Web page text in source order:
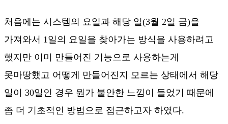
처음에는 시스템의 요일과 해당 일(3월 2일 금)을
가져와서 1일의 요일을 찾아가는 방식을 사용하려고
했지만 이미 만들어진 기능으로 사용하는게
못마땅했고 어떻게 만들어진지 모르는 상태에서 해당
일이 30일인 경우 뭔가 불안한 느낌이 들었기 때문에
좀 더 기초적인 방법으로 접근하고자 하였다.